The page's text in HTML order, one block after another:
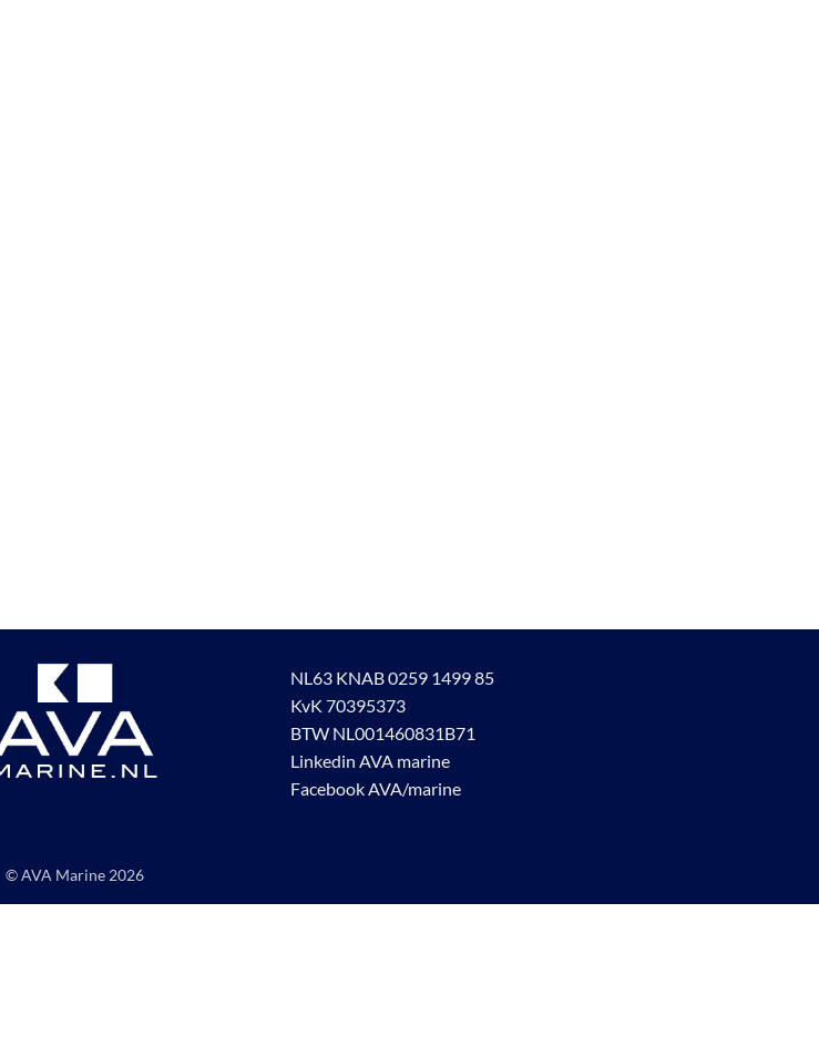
NL63 KNAB 0259 1499 85
KvK 70395373
BTW NL001460831B71
Linkedin AVA marine
Facebook AVA/marine
© AVA Marine2026